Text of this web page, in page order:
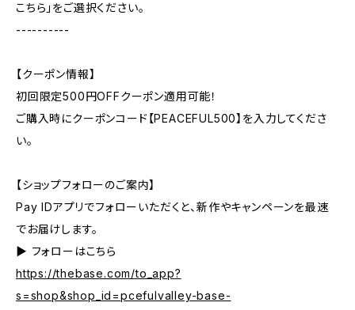
こちら」をご選択ください。
----------
【クーポン情報】
初回限定500円OFFクーポン適用可能！
ご購入時にクーポンコード【PEACEFUL500】を入力してくださ
い。
【ショップフォローのご案内】
Pay IDアプリでフォローいただくと、新作やキャンペーンを最速
でお届けします。
▶︎ フォローはこちら
https://thebase.com/to_app?
s=shop&shop_id=pcefulvalley-base-